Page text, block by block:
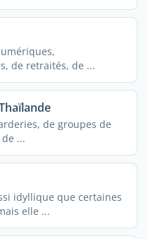
de retraités, de ...
de groupes de
...
idyllique que certaines
elle ...